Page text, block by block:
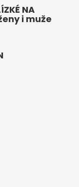
NA
i muže